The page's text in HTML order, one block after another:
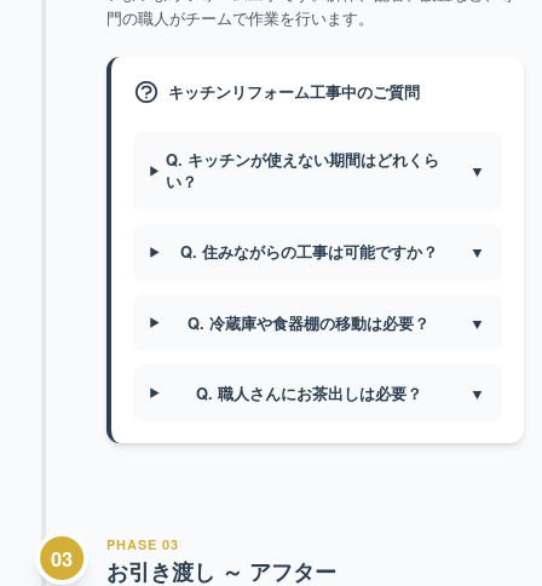
門の職人がチームで作業を行います。
キッチンリフォーム工事中のご質問
Q. キッチンが使えない期間はどれくら
い？
▼
Q. 住みながらの工事は可能ですか？ ▼
Q. 冷蔵庫や食器棚の移動は必要？ ▼
Q. 職人さんにお茶出しは必要？ ▼
03
PHASE 03
お引き渡し ～ アフター